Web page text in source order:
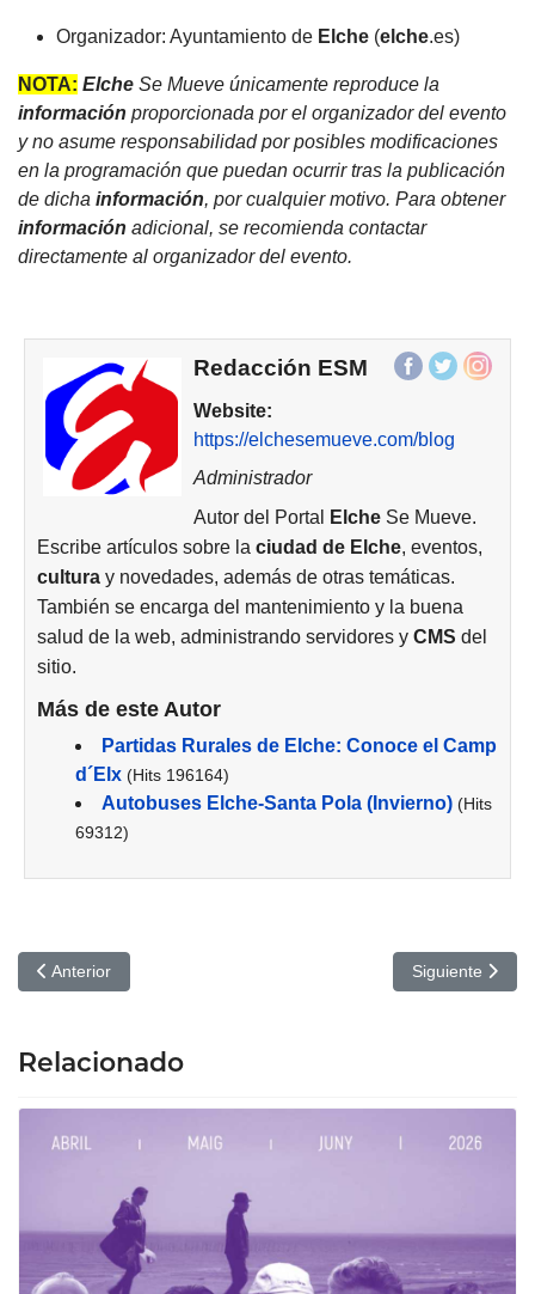
Organizador: Ayuntamiento de Elche (elche.es)
NOTA: Elche Se Mueve únicamente reproduce la
información proporcionada por el organizador del evento
y no asume responsabilidad por posibles modificaciones
en la programación que puedan ocurrir tras la publicación
de dicha información, por cualquier motivo. Para obtener
información adicional, se recomienda contactar
directamente al organizador del evento.
Redacción ESM
Website:
https://elchesemueve.com/blog
Administrador
Autor del Portal
ElcheSe Mueve.
Escribe artículos sobre la ciudad de Elche, eventos,
cultura y novedades, además de otras temáticas.
También se encarga del mantenimiento y la buena
salud de la web, administrando servidores y CMS del
sitio.
Más de este Autor
Partidas Rurales de Elche: Conoce el Camp
d´Elx (Hits 196164)
Autobuses Elche-Santa Pola (Invierno) (Hits
69312)
Artículo anterior: Nuestro último baile: Cines Odeón de Elche
Anterior Artículo
Siguiente
Relacionado